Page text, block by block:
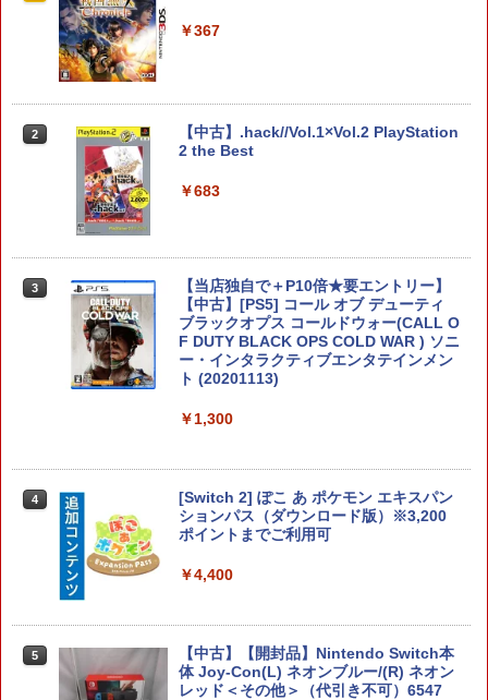
LB
2
ゼルダの伝説 ティアーズ オブ ザ キン
witch2】 NXS-P-AXN7B
ぽこ あ ポケモン
￥7,880
グ バナンザ(「スーパーマリオ」ステッ
カー2種)
￥7,902
オパーティ ジャンボリー Nintendo Swit
ch 2 Edition ＋ ジャンボリーTV(「スー
パーマリオ」ステッカー2種)
テーション 対戦 APEX cod フォトナ FP
プレステ4
￥680
￥1,079
エイムアップリング FPS EVOgames 日
本製 天然ゴム 6個セット PS5 PS4 Switc
h プロコン PC コントローラー用 エイム
アシスト リング スポンジ リコイル制御
￥1,980
【特典】テイルズ オブ エターニア リマ
スター PS5版(【早期購入特典】超冒険
￥3,484
￥367
2
【中古】.hack//Vol.1×Vol.2 PlayStation
2 the Best
￥683
3
【当店独自で＋P10倍★要エントリー】
【中古】[PS5] コール オブ デューティ
ブラックオプス コールドウォー(CALL O
F DUTY BLACK OPS COLD WAR ) ソニ
ー・インタラクティブエンタテインメン
ト (20201113)
￥1,300
4
[Switch 2] ぽこ あ ポケモン エキスパン
ションパス（ダウンロード版）※3,200
ポイントまでご利用可
￥4,400
5
【中古】【開封品】Nintendo Switch本
体 Joy-Con(L) ネオンブルー/(R) ネオン
レッド＜その他＞（代引き不可）6547